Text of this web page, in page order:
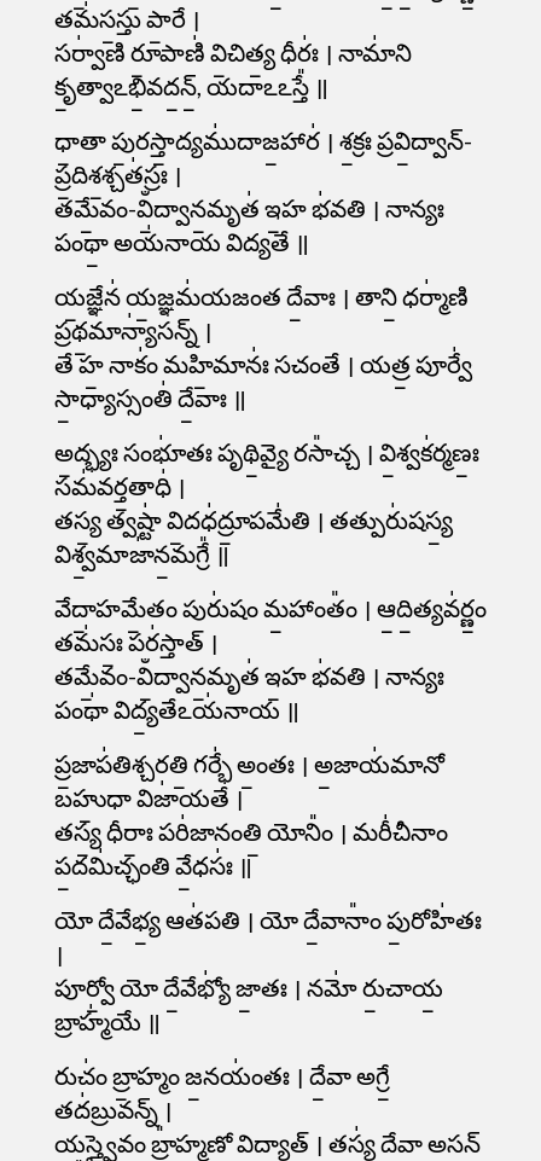
తమ॑స॒స్తు పా॒రే ।
సర్వా॑ణి రూ॒పాణి॑ వి॒చిత్య॒ ధీరః॑ । నామా॑ని
కృ॒త్వాఽభి॒వద॒న్॒, యదాఽఽస్తే᳚ ॥
ధా॒తా పు॒రస్తా॒ద్యము॑దాజ॒హార॑ । శ॒క్రః ప్రవి॒ద్వాన్-
ప్ర॒దిశ॒శ్చత॑స్రః ।
తమే॒వం-విఀ॒ద్వాన॒మృత॑ ఇ॒హ భ॑వతి । నాన్యః
పంథా॒ అయ॑నాయ విద్యతే ॥
య॒జ్ఞేన॑ య॒జ్ఞమ॑యజంత దే॒వాః । తాని॒ ధర్మా॑ణి
ప్రథ॒మాన్యా॑సన్న్ ।
తే హ॒ నాకం॑ మహి॒మానః॑ సచంతే । యత్ర॒ పూర్వే॑
సా॒ధ్యాస్సంతి॑ దే॒వాః ॥
అ॒ద్భ్యః సంభూ॑తః పృథి॒వ్యై రసా᳚చ్చ । వి॒శ్వక॑ర్మణః॒
సమ॑వర్త॒తాధి॑ ।
తస్య॒ త్వష్టా॑ వి॒దధ॑ద్రూ॒పమే॑తి । తత్పురు॑షస్య॒
విశ్వ॒మాజా॑న॒మగ్రే᳚ ॥
వేదా॒హమే॒తం పురు॑షం మ॒హాంతం᳚ । ఆ॒ది॒త్యవ॑ర్ణం॒
తమ॑సః॒ పర॑స్తాత్ ।
తమే॒వం-విఀ॒ద్వాన॒మృత॑ ఇ॒హ భ॑వతి । నాన్యః
పంథా॑ విద్య॒తేఽయ॑నాయ ॥
ప్ర॒జాప॑తిశ్చరతి॒ గర్భే॑ అం॒తః । అ॒జాయ॑మానో
బహు॒ధా విజా॑యతే ।
తస్య॒ ధీరాః॒ పరి॑జానంతి॒ యోనిం᳚ । మరీ॑చీనాం
ప॒దమి॑చ్ఛంతి వే॒ధసః॑ ॥
యో దే॒వేభ్య॒ ఆత॑పతి । యో దే॒వానాం᳚ పు॒రోహి॑తః
।
పూర్వో॒ యో దే॒వేభ్యో॑ జా॒తః । నమో॑ రు॒చాయ॒
బ్రాహ్మ॑యే ॥
రుచం॑ బ్రా॒హ్మం జ॒నయం॑తః । దే॒వా అగ్రే॒
తద॑బ్రువన్న్ ।
యస్త్వై॒వం బ్రా᳚హ్మ॒ణో వి॒ద్యాత్ । తస్య॑ దే॒వా అస॒న్